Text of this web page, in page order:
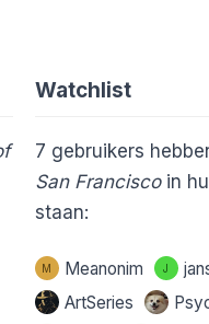
Watchlist
7 gebruikers
San Franciscoin
staan:
M Meanonim J
ArtSeries